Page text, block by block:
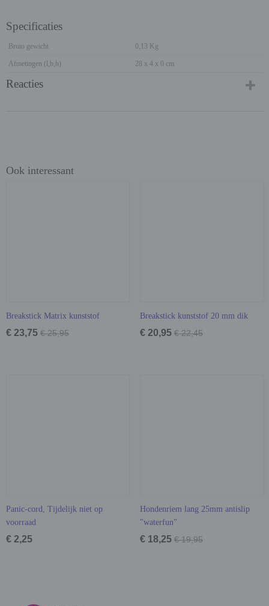
Specificaties
Bruto gewicht 0,13 Kg
Afmetingen (l,b,h) 28 x 4 x 0 cm
Reacties
Ook interessant
Breakstick Matrix kunststof
€ 23,75 € 25,95
Breakstick kunststof 20 mm dik
€ 20,95 € 22,45
Panic-cord, Tijdelijk niet op
voorraad
€ 2,25
Hondenriem lang 25mm antislip
"waterfun"
€ 18,25 € 19,95